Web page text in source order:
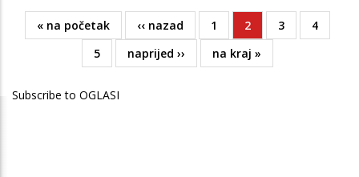
Pagination
First
page
« na početak
Previous
page
‹‹ nazad Page
1
Current
page
2 Page
3 Page
4
Page
5
Next
page
naprijed ››
Last
page
na kraj »
Subscribe to OGLASI